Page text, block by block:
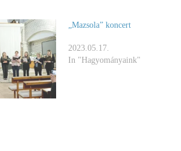
„Mazsola” koncert
2023.05.17.
In "Hagyományaink"